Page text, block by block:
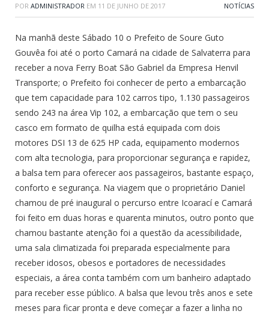
POR ADMINISTRADOR EM 11 DE JUNHO DE 2017 NOTÍCIAS
Na manhã deste Sábado 10 o Prefeito de Soure Guto
Gouvêa foi até o porto Camará na cidade de Salvaterra para
receber a nova Ferry Boat São Gabriel da Empresa Henvil
Transporte; o Prefeito foi conhecer de perto a embarcação
que tem capacidade para 102 carros tipo, 1.130 passageiros
sendo 243 na área Vip 102, a embarcação que tem o seu
casco em formato de quilha está equipada com dois
motores DSI 13 de 625 HP cada, equipamento modernos
com alta tecnologia, para proporcionar segurança e rapidez,
a balsa tem para oferecer aos passageiros, bastante espaço,
conforto e segurança. Na viagem que o proprietário Daniel
chamou de pré inaugural o percurso entre Icoarací e Camará
foi feito em duas horas e quarenta minutos, outro ponto que
chamou bastante atenção foi a questão da acessibilidade,
uma sala climatizada foi preparada especialmente para
receber idosos, obesos e portadores de necessidades
especiais, a área conta também com um banheiro adaptado
para receber esse público. A balsa que levou três anos e sete
meses para ficar pronta e deve começar a fazer a linha no